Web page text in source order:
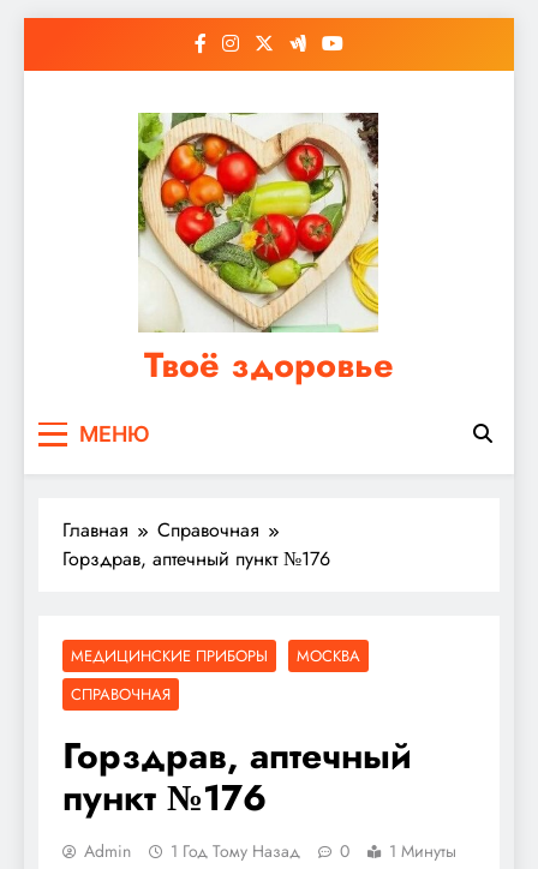
Твоё здоровье
мужском здоровье
МЕНЮ
Главная
Справочная
Горздрав, аптечный пункт №176
МЕДИЦИНСКИЕ ПРИБОРЫ
МОСКВА
СПРАВОЧНАЯ
Горздрав, аптечный
пункт №176
Admin 1 Год Тому Назад 0 1 Минуты